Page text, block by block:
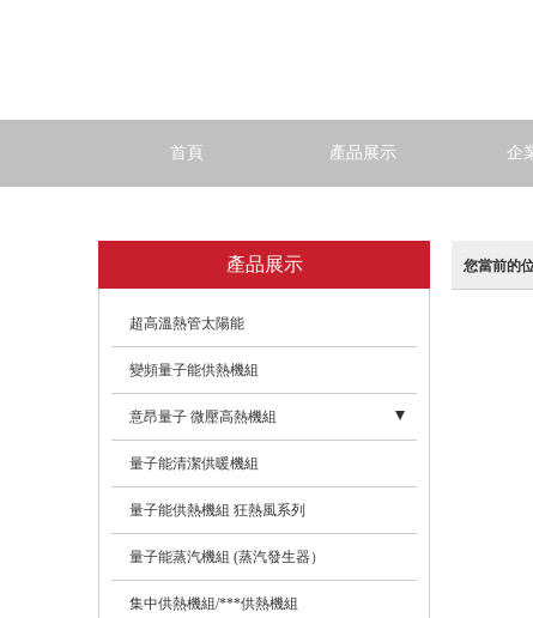
首頁 產品展示 企
您當前的
產品展示
超高溫熱管太陽能
變頻量子能供熱機組
意昂量子 微壓高熱機組
- 新分類
量子能清潔供暖機組
量子能供熱機組 狂熱風系列
量子能蒸汽機組 (蒸汽發生器）
集中供熱機組/***供熱機組